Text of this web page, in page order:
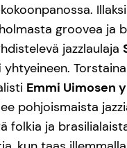
groovea ja
jazzlaulaja
yhtyeineen.
Emmi Uimosen
pohjoismaista
folkia ja